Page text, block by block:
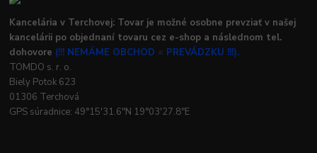
Kancelária v Terchovej: Tovar je možné osobne prevziať v našej
kancelárii po objednaní tovaru cez e-shop a následnom tel.
dohovore (!!! NEMÁME OBCHOD = PREVÁDZKU !!!).
TOMDO s. r. o.
Biely Potok 623
01306 Terchová
GPS súradnice: 49°15'31.6"N 19°03'27.8"E